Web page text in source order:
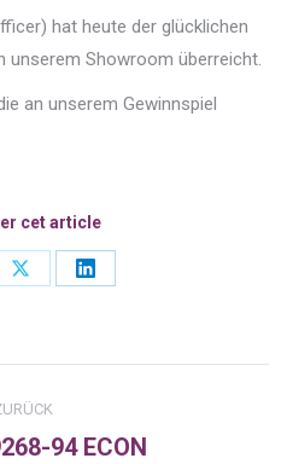
hat heute der glücklichen
unserem Showroom überreicht.
an unserem Gewinnspiel
cet article
Share
Share
Vorheriger
94 ECON